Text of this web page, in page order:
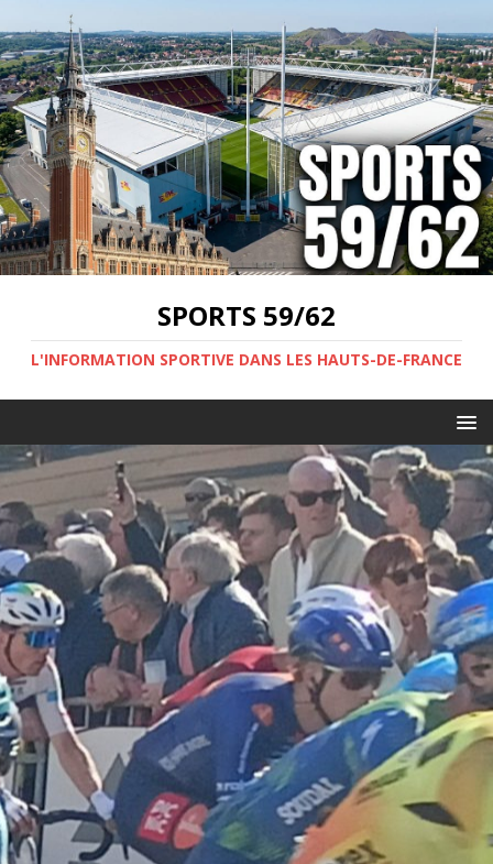
SPORTS 59/62
L'INFORMATION SPORTIVE DANS LES HAUTS-DE-FRANCE